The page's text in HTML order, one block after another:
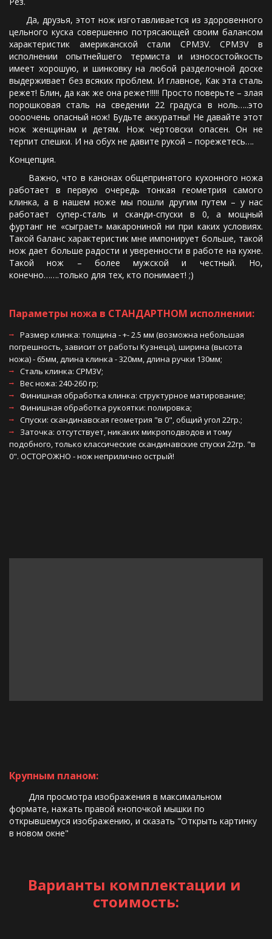
Да, друзья, этот нож изготавливается из здоровенного
цельного куска совершенно потрясающей своим балансом
характеристик американской стали CPM3V. CPM3V в
исполнении опытнейшего термиста и износостойкость
имеет хорошую, и шинковку на любой разделочной доске
выдерживает без всяких проблем. И главное, Как эта сталь
режет! Блин, да как же она режет!!!!! Просто поверьте – злая
порошковая сталь на сведении 22 градуса в ноль…..это
оооочень опасный нож! Будьте аккуратны! Не давайте этот
нож женщинам и детям. Нож чертовски опасен. Он не
терпит спешки. И на обух не давите рукой – порежетесь….
Концепция.
Важно, что в канонах общепринятого кухонного ножа
работает в первую очередь тонкая геометрия самого
клинка, а в нашем ноже мы пошли другим путем – у нас
работает супер-сталь и сканди-спуски в 0, а мощный
фуртанг не «сыграет» макарониной ни при каких условиях.
Такой баланс характеристик мне импонирует больше, такой
нож дает больше радости и уверенности в работе на кухне.
Такой нож – более мужской и честный. Но,
конечно…….только для тех, кто понимает! ;)
Параметры ножа в СТАНДАРТНОМ исполнении:
Размер клинка: толщина - +- 2.5 мм (возможна небольшая
погрешность, зависит от работы Кузнеца), ширина (высота
ножа) - 65мм, длина клинка - 320мм, длина ручки 130мм;
Сталь клинка: CPM3V;
Вес ножа: 240-260 гр;
Финишная обработка клинка: структурное матирование;
Финишная обработка рукоятки: полировка;
Спуски: скандинавская геометрия "в 0", общий угол 22гр.;
Заточка: отсутствует, никаких микроподводов и тому
подобного, только классические скандинавские спуски 22гр. "в
0". ОСТОРОЖНО - нож неприлично острый!
Крупным планом:
Для просмотра изображения в максимальном
формате, нажать правой кнопочкой мышки по
открывшемуся изображению, и сказать "Открыть картинку
в новом окне"
Варианты комплектации и
стоимость: